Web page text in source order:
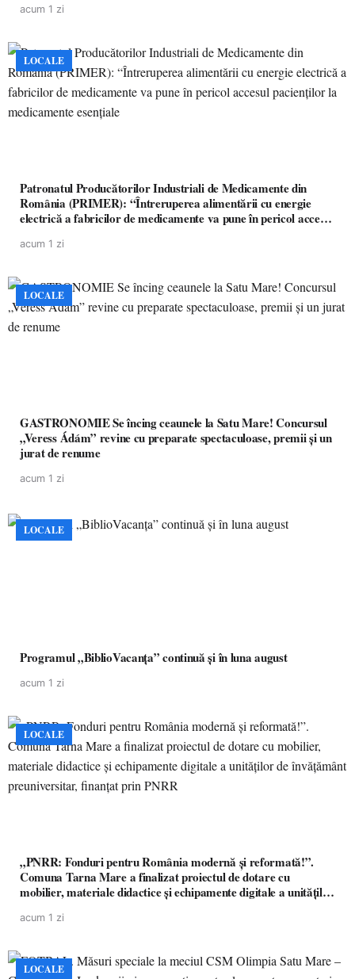
acum 1 zi
LOCALE
Patronatul Producătorilor Industriali de Medicamente din
România (PRIMER): “Întreruperea alimentării cu energie
electrică a fabricilor de medicamente va pune în pericol accesul
acum 1 zi
LOCALE
GASTRONOMIE Se încing ceaunele la Satu Mare! Concursul
„Veress Ádám” revine cu preparate spectaculoase, premii și un
jurat de renume
acum 1 zi
LOCALE
Programul „BiblioVacanța” continuă și în luna august
acum 1 zi
LOCALE
„PNRR: Fonduri pentru România modernă și reformată!”.
Comuna Tarna Mare a finalizat proiectul de dotare cu
mobilier, materiale didactice și echipamente digitale a unităților
acum 1 zi
LOCALE